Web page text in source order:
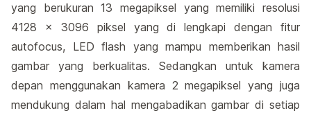
yang berukuran 13 megapiksel yang memiliki resolusi
4128 x 3096 piksel yang di lengkapi dengan fitur
autofocus, LED flash yang mampu memberikan hasil
gambar yang berkualitas. Sedangkan untuk kamera
depan menggunakan kamera 2 megapiksel yang juga
mendukung dalam hal mengabadikan gambar di setiap